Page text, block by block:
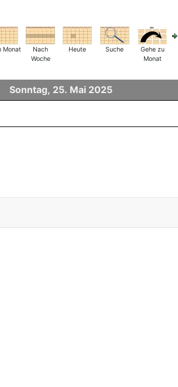
Monat
Nach
Woche
Heute Suche
Gehe zu
Monat
Sonntag, 25. Mai 2025